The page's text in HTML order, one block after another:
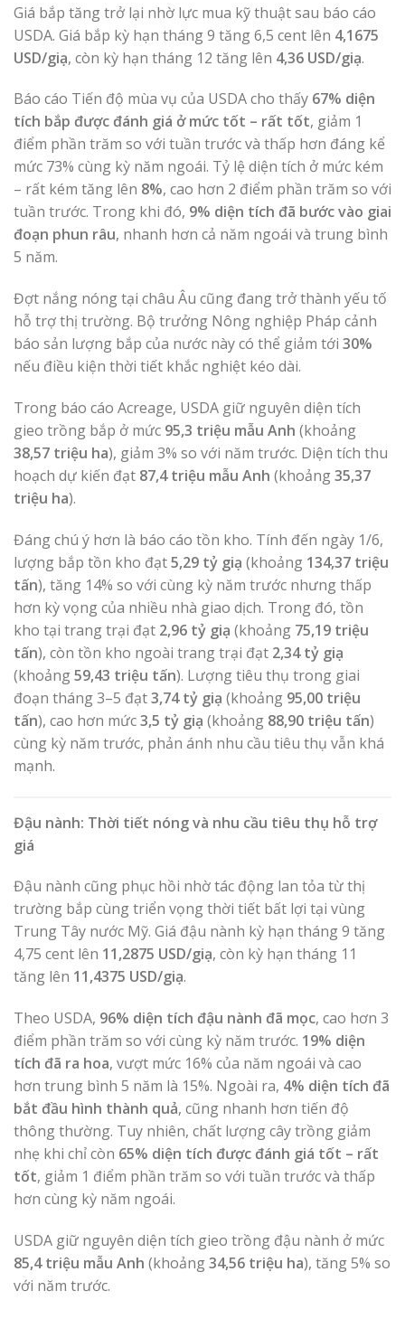
Giá bắp tăng trở lại nhờ lực mua kỹ thuật sau báo cáo
USDA. Giá bắp kỳ hạn tháng 9 tăng 6,5 cent lên 4,1675
USD/giạ, còn kỳ hạn tháng 12 tăng lên 4,36 USD/giạ.
Báo cáo Tiến độ mùa vụ của USDA cho thấy 67% diện
tích bắp được đánh giá ở mức tốt – rất tốt, giảm 1
điểm phần trăm so với tuần trước và thấp hơn đáng kể
mức 73% cùng kỳ năm ngoái. Tỷ lệ diện tích ở mức kém
– rất kém tăng lên 8%, cao hơn 2 điểm phần trăm so với
tuần trước. Trong khi đó, 9% diện tích đã bước vào giai
đoạn phun râu, nhanh hơn cả năm ngoái và trung bình
5 năm.
Đợt nắng nóng tại châu Âu cũng đang trở thành yếu tố
hỗ trợ thị trường. Bộ trưởng Nông nghiệp Pháp cảnh
báo sản lượng bắp của nước này có thể giảm tới 30%
nếu điều kiện thời tiết khắc nghiệt kéo dài.
Trong báo cáo Acreage, USDA giữ nguyên diện tích
gieo trồng bắp ở mức 95,3 triệu mẫu Anh (khoảng
38,57 triệu ha), giảm 3% so với năm trước. Diện tích thu
hoạch dự kiến đạt 87,4 triệu mẫu Anh (khoảng35,37
triệu ha).
Đáng chú ý hơn là báo cáo tồn kho. Tính đến ngày 1/6,
lượng bắp tồn kho đạt5,29 tỷ giạ (khoảng 134,37 triệu
tấn), tăng 14% so với cùng kỳ năm trước nhưng thấp
hơn kỳ vọng của nhiều nhà giao dịch. Trong đó, tồn
kho tại trang trại đạt 2,96 tỷ giạ (khoảng 75,19 triệu
tấn), còn tồn kho ngoài trang trại đạt 2,34 tỷ giạ
(khoảng59,43 triệu tấn). Lượng tiêu thụ trong giai
đoạn tháng 3–5 đạt3,74 tỷ giạ (khoảng 95,00 triệu
tấn), cao hơn mức3,5 tỷ giạ (khoảng 88,90 triệu tấn)
cùng kỳ năm trước, phản ánh nhu cầu tiêu thụ vẫn khá
mạnh.
Đậu nành: Thời tiết nóng và nhu cầu tiêu thụ hỗ trợ
giá
Đậu nành cũng phục hồi nhờ tác động lan tỏa từ thị
trường bắp cùng triển vọng thời tiết bất lợi tại vùng
Trung Tây nước Mỹ. Giá đậu nành kỳ hạn tháng 9 tăng
4,75 cent lên 11,2875 USD/giạ, còn kỳ hạn tháng 11
tăng lên 11,4375 USD/giạ.
Theo USDA, 96% diện tích đậu nành đã mọc, cao hơn 3
điểm phần trăm so với cùng kỳ năm trước. 19% diện
tích đã ra hoa, vượt mức 16% của năm ngoái và cao
hơn trung bình 5 năm là 15%. Ngoài ra, 4% diện tích đã
bắt đầu hình thành quả, cũng nhanh hơn tiến độ
thông thường. Tuy nhiên, chất lượng cây trồng giảm
nhẹ khi chỉ còn 65% diện tích được đánh giá tốt – rất
tốt, giảm 1 điểm phần trăm so với tuần trước và thấp
hơn cùng kỳ năm ngoái.
USDA giữ nguyên diện tích gieo trồng đậu nành ở mức
85,4 triệu mẫu Anh (khoảng34,56 triệu ha), tăng 5% so
với năm trước.